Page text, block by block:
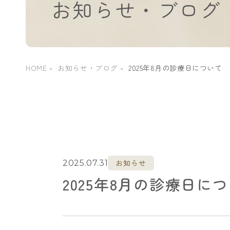
お知らせ・ブログ
HOME お知らせ・ブログ 2025年8月の診療日について
2025.07.31 お知らせ
2025年8月の診療日に